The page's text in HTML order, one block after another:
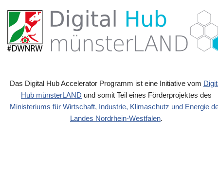
Das Digital Hub Accelerator Programm ist eine Initiative vom
Hub münsterLAND und somit Teil eines Förderprojektes des
Ministeriums für Wirtschaft, Industrie, Klimaschutz und Energie
Landes Nordrhein-Westfalen.